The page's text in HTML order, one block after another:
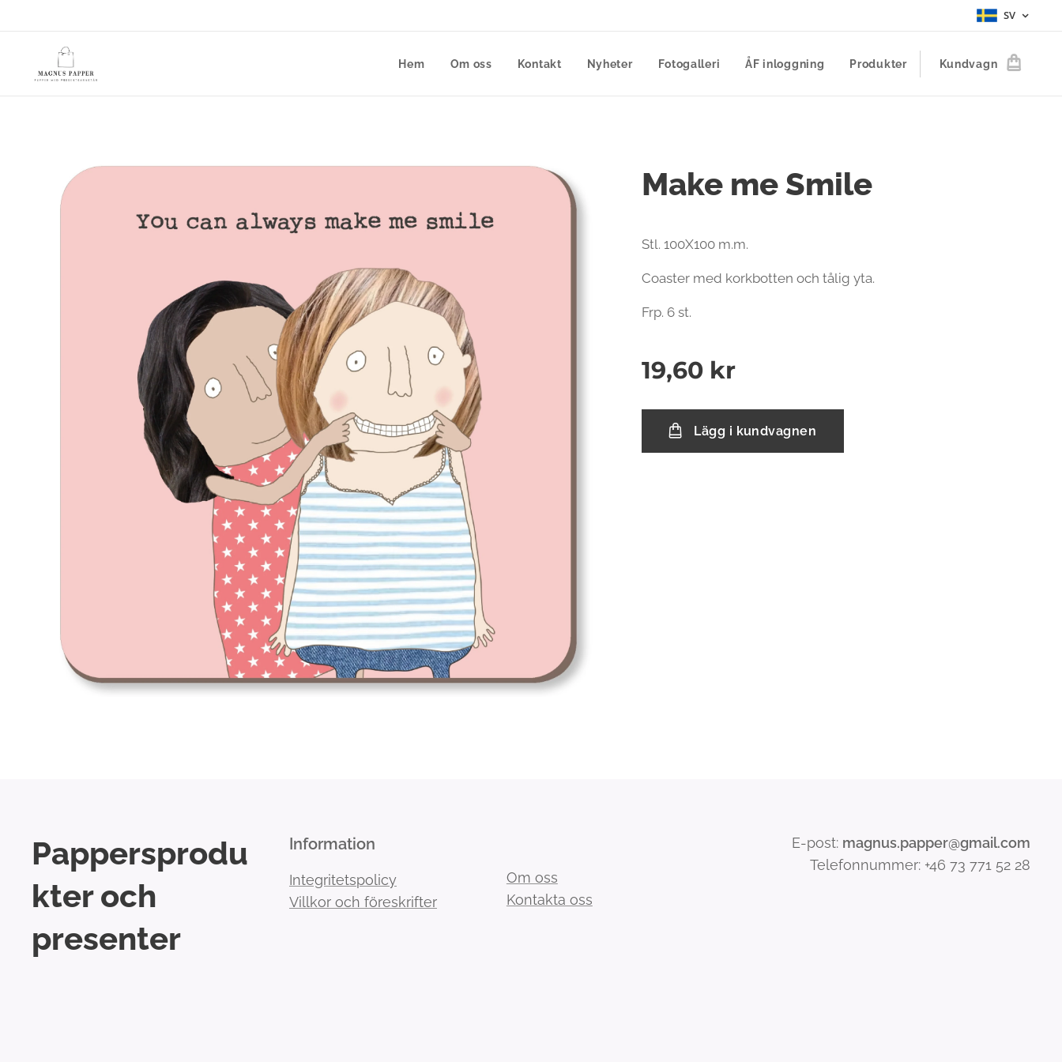
SV
Hem Om oss Kontakt Nyheter Fotogalleri ÅF inloggning Produkter Kundvagn
Make me Smile
Stl. 100X100 m.m.
Coaster med korkbotten och tålig yta.
Frp. 6 st.
19,60 kr
Lägg i kundvagnen
Pappersprodu
kter och
presenter
Information
Integritetspolicy
Villkor och föreskrifter
Om oss
Kontakta oss
E-post: magnus.papper@gmail.com
Telefonnummer: +46 73 771 52 28